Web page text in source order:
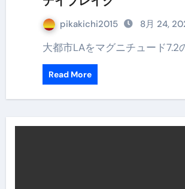
pikakichi2015 8月 24,
大都市LAをマグニチュード7.2
Read More